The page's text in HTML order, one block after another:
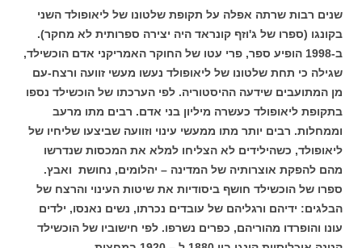
שנים רבות שרתה אפלה על תקופת שלטונו של ליאופולד השני
בקונגו (ספרו של ג'וזף קונראד היה יצירה ספרותית לא מחקר).
ב-1998 הופיע ספר, פרי עטו של החוקר האמריקני אדם הוכשילד,
שגילה כי תחת שלטונו של ליאופולד נעשו מעשי זוועה ורצח-עם
מן המתועבים שידעה ההיסטוריה. לפי הערכתו של הוכשילד נספו
בתקופת ליאופולד כעשרה מיליון בני אדם. רבים מתו מרעב
וממחלות. רבים יותר מתו ממעשי עינוי וזוועה שביצעו שליחיו של
ליאופולד, כשהילידים לא הצליחו למלא את המכסות שנדרשו
מהם להפקת אוצרותיה של המדינה – יהלומים, נחושת ואבץ.
ספרו של הוכשילד חושף ביסודיות את שיטות העינוי והרצח של
הבלגים: ידיהם ורגליהם של עובדים נכרתו, נשים נאנסו, ילדים
עונו והופרדו מהוריהם, כפרים נשרפו. לפי חישוביו של הוכשילד